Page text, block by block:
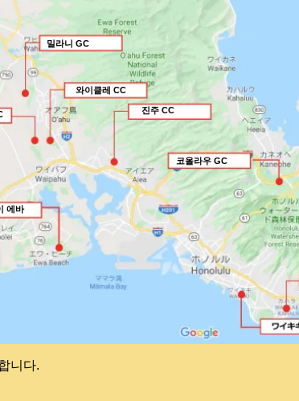
에바
밀라니 GC
코올라우 GC
진주 CC
와이클레 CC
니다.